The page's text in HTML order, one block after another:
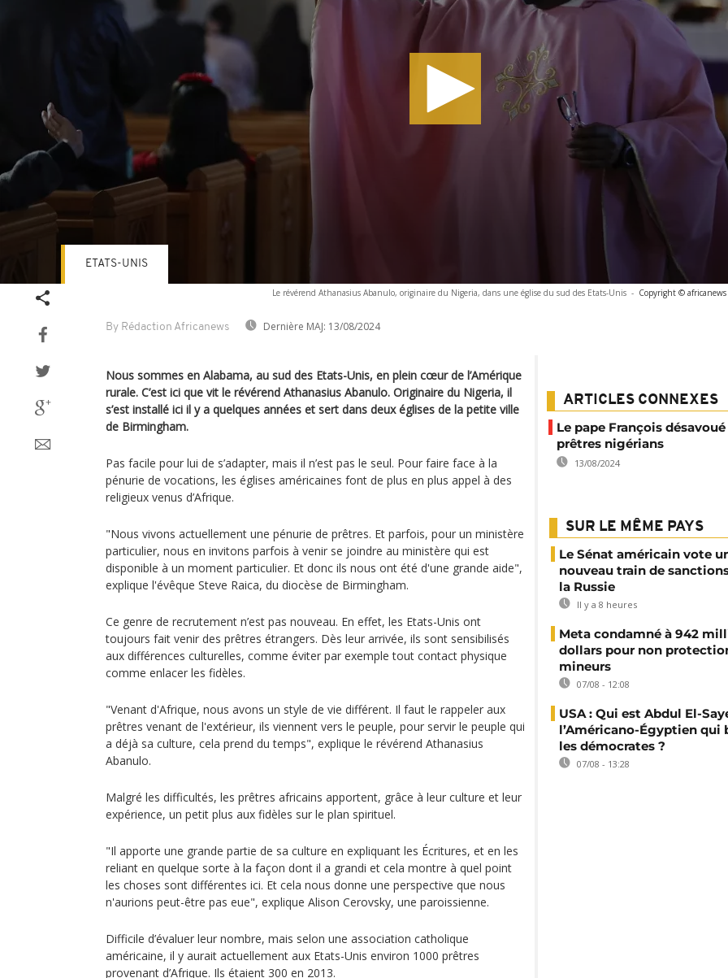
Le révérend Athanasius Abanulo, originaire du Nigeria, dans une église du sud des Etats-Unis - Copyright © africanews
By Rédaction Africanews Dernière MAJ: 13/08/2024
ETATS-UNIS
Nous sommes en Alabama, au sud des Etats-Unis, en plein cœur de l’Amérique
rurale. C’est ici que vit le révérend Athanasius Abanulo. Originaire du Nigeria, il
s’est installé ici il y a quelques années et sert dans deux églises de la petite ville
de Birmingham.
Pas facile pour lui de s’adapter, mais il n’est pas le seul. Pour faire face à la
pénurie de vocations, les églises américaines font de plus en plus appel à des
religieux venus d’Afrique.
"Nous vivons actuellement une pénurie de prêtres. Et parfois, pour un ministère
particulier, nous en invitons parfois à venir se joindre au ministère qui est
disponible à un moment particulier. Et donc ils nous ont été d'une grande aide",
explique l'évêque Steve Raica, du diocèse de Birmingham.
Ce genre de recrutement n’est pas nouveau. En effet, les Etats-Unis ont
toujours fait venir des prêtres étrangers. Dès leur arrivée, ils sont sensibilisés
aux différences culturelles, comme éviter par exemple tout contact physique
comme enlacer les fidèles.
"Venant d'Afrique, nous avons un style de vie différent. Il faut le rappeler aux
prêtres venant de l'extérieur, ils viennent vers le peuple, pour servir le peuple qui
a déjà sa culture, cela prend du temps", explique le révérend Athanasius
Abanulo.
Malgré les difficultés, les prêtres africains apportent, grâce à leur culture et leur
expérience, un petit plus aux fidèles sur le plan spirituel.
"Il apporte une grande partie de sa culture en expliquant les Écritures, et en les
reliant en quelque sorte à la façon dont il a grandi et cela montre à quel point
les choses sont différentes ici. Et cela nous donne une perspective que nous
n'aurions peut-être pas eue", explique Alison Cerovsky, une paroissienne.
Difficile d’évaluer leur nombre, mais selon une association catholique
américaine, il y aurait actuellement aux Etats-Unis environ 1000 prêtres
provenant d’Afrique. Ils étaient 300 en 2013.
ARTICLES CONNEXES
Le pape François
prêtres nigérians
13/08/2024
SUR LE MÊME PAYS
Le Sénat américain vote
nouveau train de
la Russie
Il y a 8 heures
Meta condamné à 942
dollars pour non
mineurs
07/08 - 12:08
USA : Qui est Abdul El-
l’Américano-Égyptien qui
les démocrates ?
07/08 - 13:28